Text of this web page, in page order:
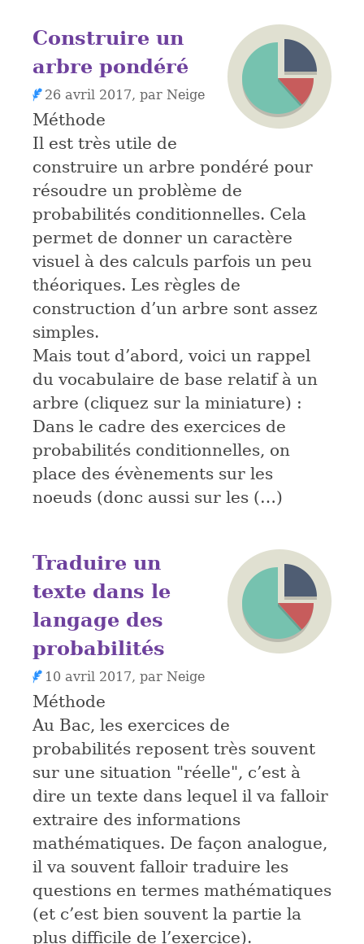
Construire un
arbre pondéré
26 avril 2017, par Neige
Méthode
Il est très utile de
construire un arbre pondéré pour
résoudre un problème de
probabilités conditionnelles. Cela
permet de donner un caractère
visuel à des calculs parfois un peu
théoriques. Les règles de
construction d’un arbre sont assez
simples.
Mais tout d’abord, voici un rappel
du vocabulaire de base relatif à un
arbre (cliquez sur la miniature) :
Dans le cadre des exercices de
probabilités conditionnelles, on
place des évènements sur les
noeuds (donc aussi sur les (…)
Traduire un
texte dans le
langage des
probabilités
10 avril 2017, par Neige
Méthode
Au Bac, les exercices de
probabilités reposent très souvent
sur une situation "réelle", c’est à
dire un texte dans lequel il va falloir
extraire des informations
mathématiques. De façon analogue,
il va souvent falloir traduire les
questions en termes mathématiques
(et c’est bien souvent la partie la
plus difficile de l’exercice).